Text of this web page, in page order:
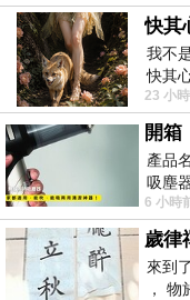
這種偏好被動句的現
處理方式。句子往
者。例如，公司在
生しました」（發
錯」。語言透過刻
錯」轉移到「事情本
集體和諧優於個體責
在這樣的語言環境中
快其
我不
快其
愉快
23 小
產品
吸塵
線手
6 小時
歲律
來到
，